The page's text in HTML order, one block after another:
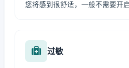
您将感到很舒适，一般不需要开启
过敏